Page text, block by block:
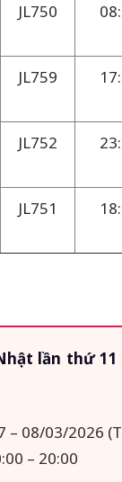
JL750
JL759
JL752
JL751
lần thứ 11
– 08/03/2026
– 20:00